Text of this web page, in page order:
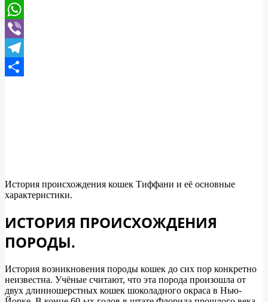
Mail.Ru
WhatsApp
Viber
Telegram
История происхождения кошек Тиффани и её основные
характеристики.
ИСТОРИЯ ПРОИСХОЖДЕНИЯ
ПОРОДЫ.
История возникновения породы кошек до сих пор конкретно
неизвестна. Учёные считают, что эта порода произошла от
двух длинношерстных кошек шоколадного окраса в Нью-